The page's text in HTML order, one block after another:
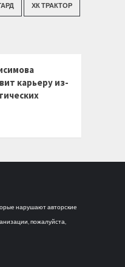
ХК ТРАКТОР
карьеру из-
нарушают авторские
пожалуйста,